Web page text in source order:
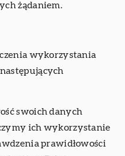
żądaniem.
wykorzystania
swoich danych
ich wykorzystanie
prawidłowości